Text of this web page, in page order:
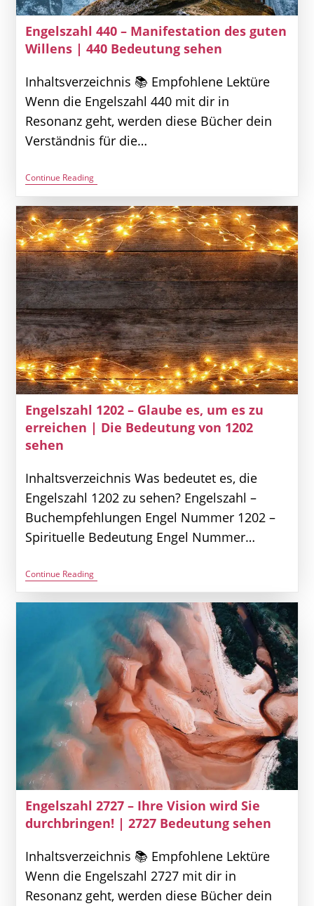
Engelszahl 440 – Manifestation des guten
Willens | 440 Bedeutung sehen
Inhaltsverzeichnis 📚 Empfohlene Lektüre
Wenn die Engelszahl 440 mit dir in
Resonanz geht, werden diese Bücher dein
Verständnis für die…
Continue ReadingEngelszahl
440
–
Manifestation
Des
Guten
Willens
|
440
Bedeutung
Sehen
Engelszahl 1202 – Glaube es, um es zu
erreichen | Die Bedeutung von 1202
sehen
Inhaltsverzeichnis Was bedeutet es, die
Engelszahl 1202 zu sehen? Engelszahl –
Buchempfehlungen Engel Nummer 1202 –
Spirituelle Bedeutung Engel Nummer…
Continue ReadingEngelszahl
1202
–
Es
Zu
Erreichen
|
Die
Bedeutung
Von
1202
Sehen
Engelszahl 2727 – Ihre Vision wird Sie
durchbringen! | 2727 Bedeutung sehen
Inhaltsverzeichnis 📚 Empfohlene Lektüre
Wenn die Engelszahl 2727 mit dir in
Resonanz geht, werden diese Bücher dein